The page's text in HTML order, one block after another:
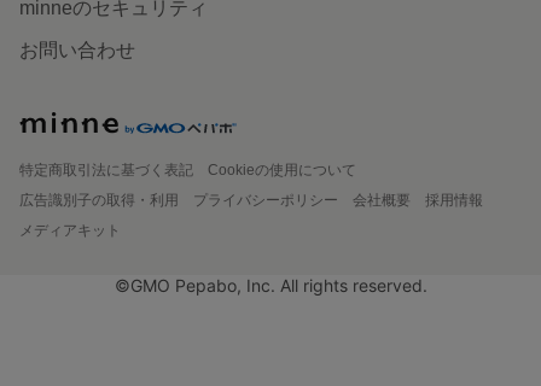
minneのセキュリティ
お問い合わせ
特定商取引法に基づく表記
Cookieの使用について
広告識別子の取得・利用
プライバシーポリシー 会社概要
採用情報
メディアキット
©GMO Pepabo, Inc. All rights reserved.